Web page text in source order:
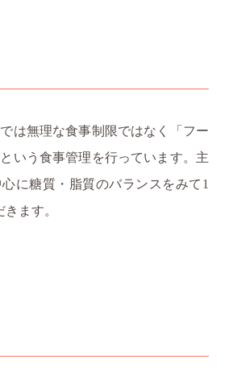
は無理な食事制限ではなく「フー
いう食事管理を行っています。主
に糖質・脂質のバランスをみて1
ます。